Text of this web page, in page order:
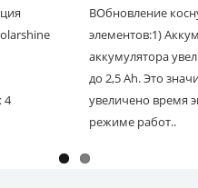
4
BОбновление
элементов:1)
аккумулятора
до 2,5 Ah. Это
увеличено время
режиме работ..